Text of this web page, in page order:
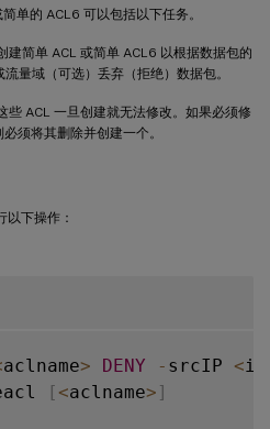
单的 ACL6 可以包括以下任务。
建简单 ACL 或简单 ACL6 以根据数据包的
量域（可选）丢弃（拒绝）数据包。
些 ACL 一旦创建就无法修改。如果必须修
须将其删除并创建一个。
以下操作：
aclname> DENY - srcIP <
[ <aclname> ]